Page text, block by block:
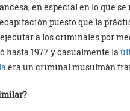
en especial en lo que se
puesto que la
a los criminales por
1977 y casualmente la
era un criminal musulmán